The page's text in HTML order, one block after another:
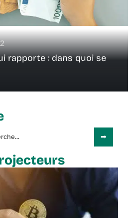
rapporte : dans quoi se